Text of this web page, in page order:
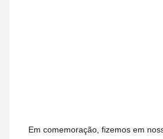
Em comemoração, fizemos em